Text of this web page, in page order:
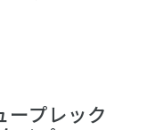
ープレック